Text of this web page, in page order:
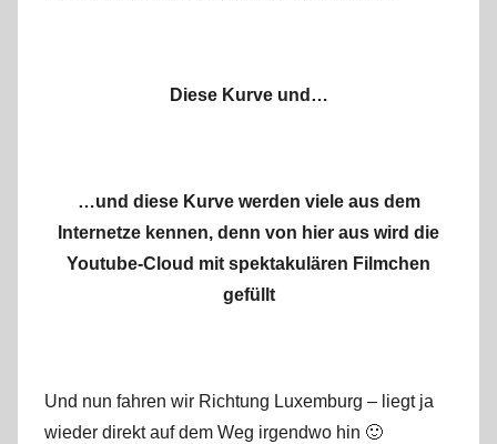
Diese Kurve und…
…und diese Kurve werden viele aus dem
Internetze kennen, denn von hier aus wird die
Youtube-Cloud mit spektakulären Filmchen
gefüllt
Und nun fahren wir Richtung Luxemburg – liegt ja
wieder direkt auf dem Weg irgendwo hin 🙂